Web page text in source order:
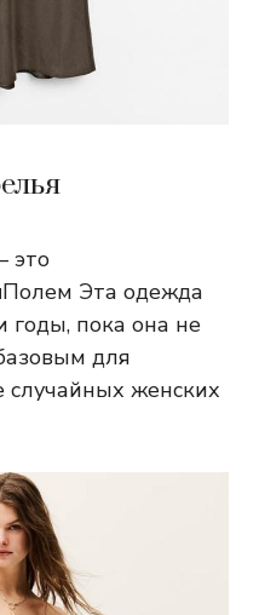
это
Полем Эта одежда
годы, пока она не
для
случайных женских